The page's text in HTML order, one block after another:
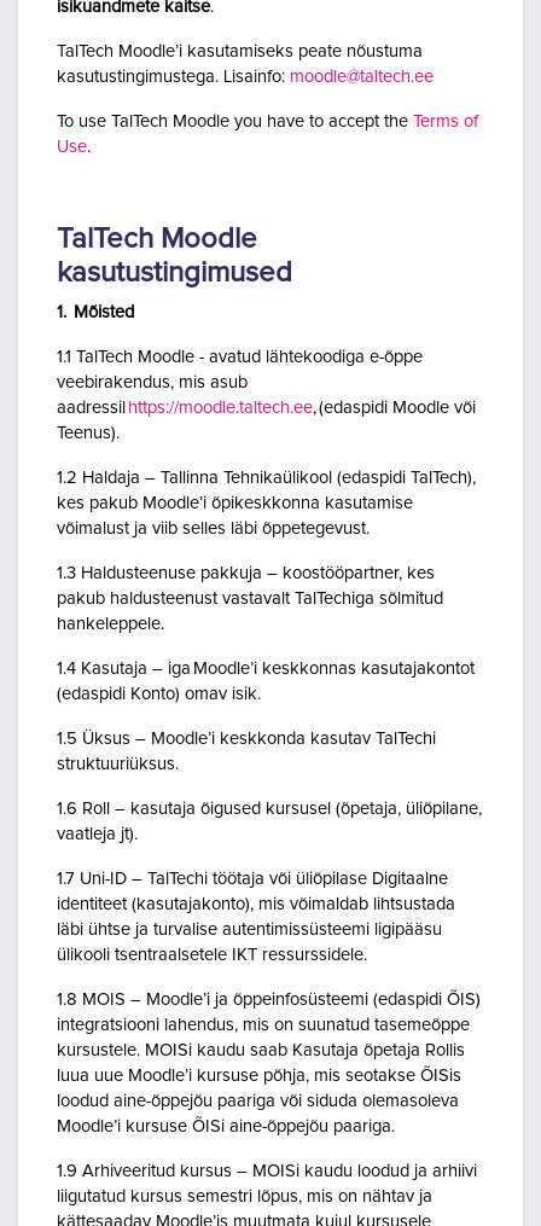
isikuandmete kaitse.
TalTech Moodle’i kasutamiseks peate nõustuma
kasutustingimustega. Lisainfo: moodle@taltech.ee
To use TalTech Moodle you have to accept the Terms of
Use.
TalTech Moodle
kasutustingimused
1. Mõisted
1.1 TalTech Moodle - avatud lähtekoodiga e-õppe
veebirakendus, mis asub
aadressil https://moodle.taltech.ee, (edaspidi Moodle või
Teenus).
1.2 Haldaja – Tallinna Tehnikaülikool (edaspidi TalTech),
kes pakub Moodle’i õpikeskkonna kasutamise
võimalust ja viib selles läbi õppetegevust.
1.3 Haldusteenuse pakkuja – koostööpartner, kes
pakub haldusteenust vastavalt TalTechiga sõlmitud
hankeleppele.
1.4 Kasutaja – iga Moodle’i keskkonnas kasutajakontot
(edaspidi Konto) omav isik.
1.5 Üksus – Moodle’i keskkonda kasutav TalTechi
struktuuriüksus.
1.6 Roll – kasutaja õigused kursusel (õpetaja, üliõpilane,
vaatleja jt).
1.7 Uni-ID – TalTechi töötaja või üliõpilase Digitaalne
identiteet (kasutajakonto), mis võimaldab lihtsustada
läbi ühtse ja turvalise autentimissüsteemi ligipääsu
ülikooli tsentraalsetele IKT ressurssidele.
1.8 MOIS – Moodle’i ja õppeinfosüsteemi (edaspidi ÕIS)
integratsiooni lahendus, mis on suunatud tasemeõppe
kursustele. MOISi kaudu saab Kasutaja õpetaja Rollis
luua uue Moodle’i kursuse põhja, mis seotakse ÕISis
loodud aine-õppejõu paariga või siduda olemasoleva
Moodle’i kursuse ÕISi aine-õppejõu paariga.
1.9 Arhiveeritud kursus – MOISi kaudu loodud ja arhiivi
liigutatud kursus semestri lõpus, mis on nähtav ja
kättesaadav Moodle’is muutmata kujul kursusele